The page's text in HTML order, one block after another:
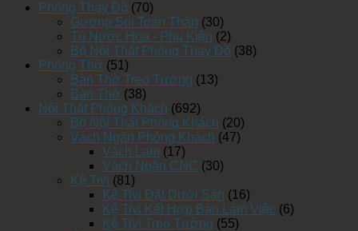
Phòng Thay Đồ (70)
Gương Soi Toàn Thân (30)
Tủ Nước Hoa - Phụ Kiện (2)
Bộ Nội Thất Phòng Thay Đồ (38)
Phòng Thờ (51)
Bàn Thờ Treo Tường (13)
Bàn Thờ (38)
Nội Thất Phòng Khách (692)
Bộ Nội Thất Phòng Khách (20)
Vách Ngăn Phòng Khách (47)
Vách Lam (17)
Vách Ngăn CNC (30)
Kệ Tivi (81)
Kệ Tivi Đặt Dưới Sàn (16)
Kệ Tivi Kết Hợp Bàn Làm Việc (6)
Kệ Tivi Treo Tường (55)